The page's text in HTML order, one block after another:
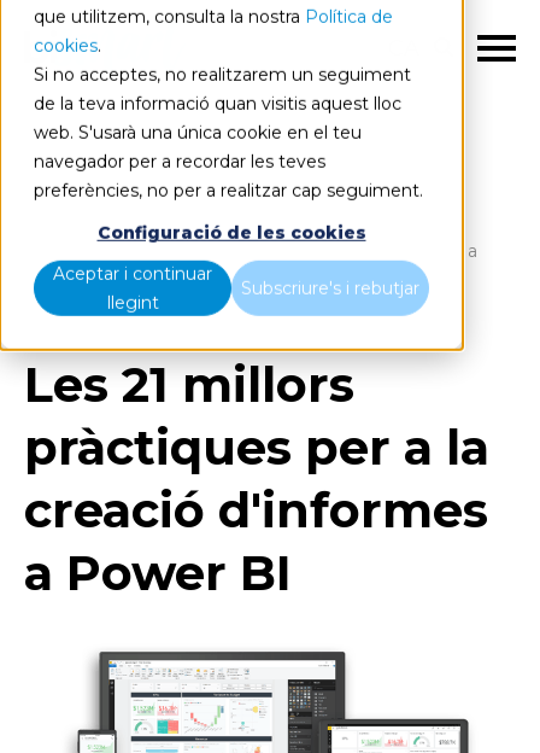
que utilitzem, consulta la nostra Política de
cookies.
Si no acceptes, no realitzarem un seguiment
de la teva informació quan visitis aquest lloc
web. S'usarà una única cookie en el teu
navegador per a recordar les teves
preferències, no per a realitzar cap seguiment.
Configuració de les cookies
Aceptar i continuar
llegint
Subscriure's i rebutjar
Blog Home
Les 21 millors pràctiques per a la creació d'informes a
Power BI
Les 21 millors
pràctiques per a la
creació d'informes
a Power BI